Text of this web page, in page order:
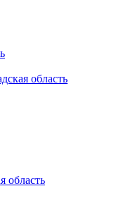
область
область